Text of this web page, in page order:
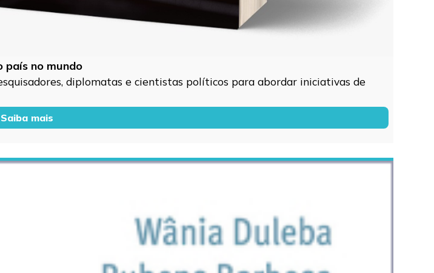
país no mundo
diplomatas e cientistas políticos para abordar iniciativas de
Saiba mais